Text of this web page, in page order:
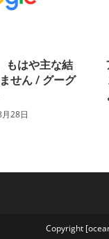
もはや主な結
せん / グーグ
28日
Copyright